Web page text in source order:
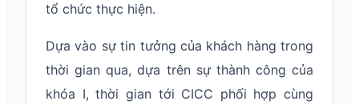
tổ chức thực hiện.
Dựa vào sự tin tưởng của khách hàng trong
thời gian qua, dựa trên sự thành công của
khóa I, thời gian tới CICC phối hợp cùng